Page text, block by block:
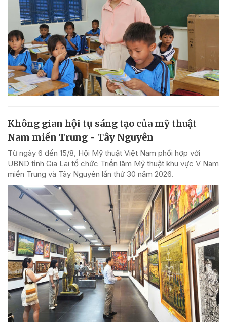
Không gian hội tụ sáng tạo của mỹ thuật
Nam miền Trung - Tây Nguyên
Từ ngày 6 đến 15/8, Hội Mỹ thuật Việt Nam phối hợp với
UBND tỉnh Gia Lai tổ chức Triển lãm Mỹ thuật khu vực V Nam
miền Trung và Tây Nguyên lần thứ 30 năm 2026.